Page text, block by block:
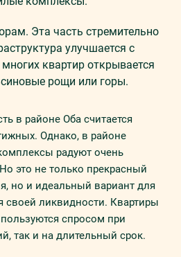
Эта часть стремительно
улучшается с
квартир открывается
рощи или горы.
в районе Оба считается
Однако, в районе
радуют очень
это не только прекрасный
но и идеальный вариант для
своей ликвидности. Квартиры
спросом при
так и на длительный срок.